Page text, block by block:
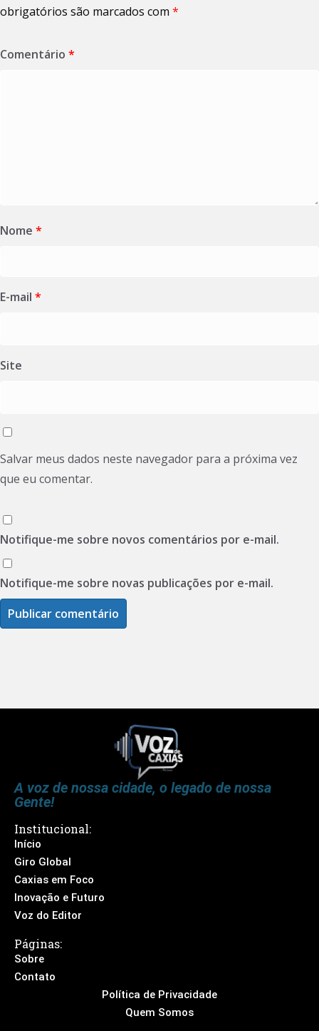
obrigatórios são marcados com *
Comentário *
Nome *
E-mail *
Site
Salvar meus dados neste navegador para a próxima vez
que eu comentar.
Notifique-me sobre novos comentários por e-mail.
Notifique-me sobre novas publicações por e-mail.
A voz de nossa cidade, o legado de nossa
Gente!
Institucional:
Início
Giro Global
Caxias em Foco
Inovação e Futuro
Voz do Editor
Páginas:
Sobre
Contato
Política de Privacidade
Quem Somos